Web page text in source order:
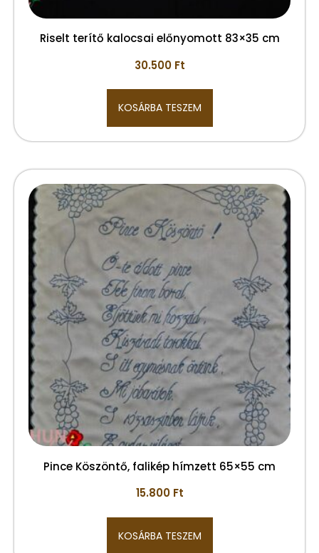
Riselt terítő kalocsai előnyomott 83×35 cm
30.500 Ft
KOSÁRBA TESZEM
Pince Köszöntő, falikép hímzett 65×55 cm
15.800 Ft
KOSÁRBA TESZEM